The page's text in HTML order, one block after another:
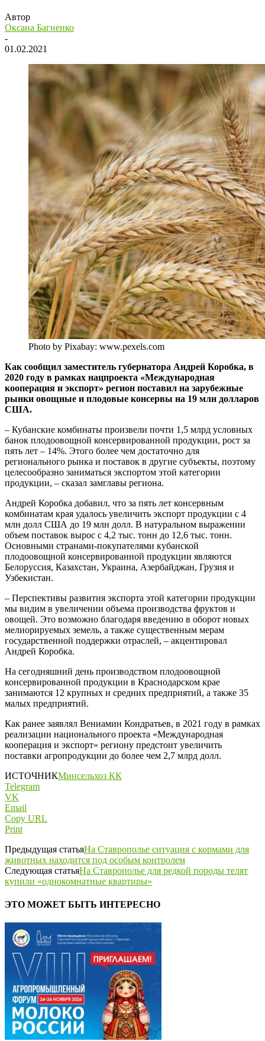
Автор
Оксана Багненко
-
01.02.2021
Photo by Pixabay: www.pexels.com
Как сообщил заместитель губернатора Андрей Коробка, в
2020 году в рамках нацпроекта «Международная
кооперация и экспорт» регион поставил на зарубежные
рынки овощные и плодовые консервы на 19 млн долларов
США.
– Кубанские комбинаты произвели почти 1,5 млрд условных
банок плодоовощной консервированной продукции, рост за
пять лет – 14%. Этого более чем достаточно для
регионального рынка и поставок в другие субъекты, поэтому
целесообразно заниматься экспортом этой категории
продукции, – сказал замглавы региона.
Андрей Коробка добавил, что за пять лет консервным
комбинатам края удалось увеличить экспорт продукции с 4
млн долл США до 19 млн долл. В натуральном выражении
объем поставок вырос с 4,2 тыс. тонн до 12,6 тыс. тонн.
Основными странами-покупателями кубанской
плодоовощной консервированной продукции являются
Белоруссия, Казахстан, Украина, Азербайджан, Грузия и
Узбекистан.
– Перспективы развития экспорта этой категории продукции
мы видим в увеличении объема производства фруктов и
овощей. Это возможно благодаря введению в оборот новых
мелиорируемых земель, а также существенным мерам
государственной поддержки отраслей, – акцентировал
Андрей Коробка.
На сегодняшний день производством плодоовощной
консервированной продукции в Краснодарском крае
занимаются 12 крупных и средних предприятий, а также 35
малых предприятий.
Как ранее заявлял Вениамин Кондратьев, в 2021 году в рамках
реализации национального проекта «Международная
кооперация и экспорт» региону предстоит увеличить
поставки агропродукции до более чем 2,7 млрд долл.
ИСТОЧНИКМинсельхоз КК
Telegram
VK
Email
Copy URL
Print
Предыдущая статьяНа Ставрополье ситуация с кормами для
животных находится под особым контролем
Следующая статьяНа Ставрополье для редкой породы телят
купили «однокомнатные квартиры»
ЭТО МОЖЕТ БЫТЬ ИНТЕРЕСНО